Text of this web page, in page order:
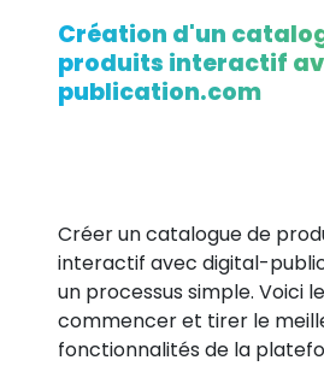
Création d'un
produits interactif
publication.com
Créer un catalogue de
interactif avec digital-
un processus simple. Voici
commencer et tirer le
fonctionnalités de la